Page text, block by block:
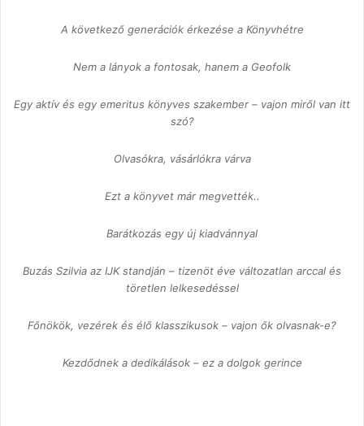
A következő generációk érkezése a Könyvhétre
Nem a lányok a fontosak, hanem a Geofolk
Egy aktív és egy emeritus könyves szakember – vajon miről van itt
szó?
Olvasókra, vásárlókra várva
Ezt a könyvet már megvették..
Barátkozás egy új kiadvánnyal
Buzás Szilvia az IJK standján – tizenöt éve változatlan arccal és
töretlen lelkesedéssel
Főnökök, vezérek és élő klasszikusok – vajon ők olvasnak-e?
Kezdődnek a dedikálások – ez a dolgok gerince